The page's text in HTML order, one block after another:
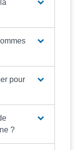
pour
?